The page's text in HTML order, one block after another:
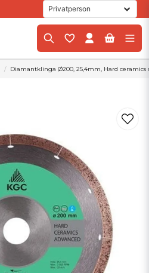
Diamantklinga Ø200, 25,4mm, Hard ceramics